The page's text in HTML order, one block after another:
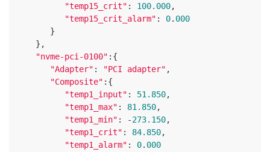
"temp15_crit" : 100.000,
"temp15_crit_alarm" : 0. 000
"nvme-pci-0100" :{
"Adapter" : "PCI adapter" ,
"Composite" :{
"temp1_input" : 51.850,
"temp1_max" : 81.850,
"temp1_min" : -273.150,
"temp1_crit" : 84.850,
"temp1_alarm" : 0. 000